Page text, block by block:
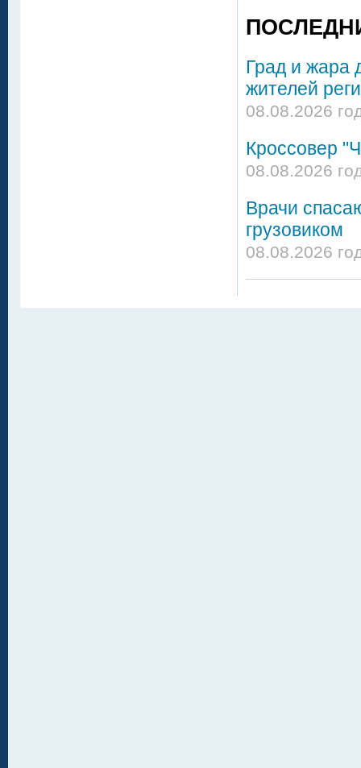
Град и жара
жителей
08.08.2026
Кроссовер
08.08.2026
Врачи
грузовиком
08.08.2026